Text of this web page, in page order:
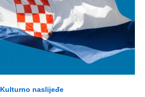
Kulturno naslijeđe